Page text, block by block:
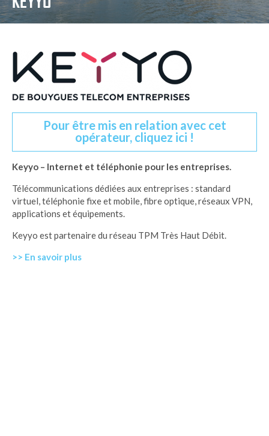
Pour être mis en relation avec cet
opérateur, cliquez ici !
Keyyo – Internet et téléphonie pour les entreprises.
Télécommunications dédiées aux entreprises : standard
virtuel, téléphonie fixe et mobile, fibre optique, réseaux VPN,
applications et équipements.
Keyyo est partenaire du réseau TPM Très Haut Débit.
>> En savoir plus